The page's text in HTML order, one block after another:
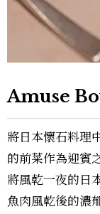
Amuse
將日本懷石料理
的前菜作為迎賓
將風乾一夜的日
魚肉風乾後的濃